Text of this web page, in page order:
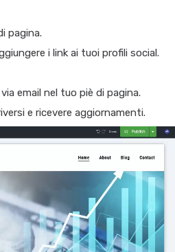
pagina.
i link ai tuoi profili social.
email nel tuo piè di pagina.
e ricevere aggiornamenti.